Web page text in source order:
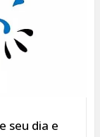
seu dia e